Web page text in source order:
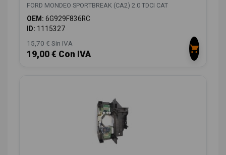
FORD MONDEO SPORTBREAK (CA2) 2.0 TDCI CAT
OEM: 6G929F836RC
ID: 1115327
15,70 € Sin IVA
19,00 € Con IVA